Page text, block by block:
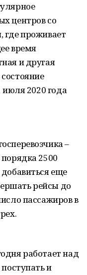
центров со
где проживает
время
и другая
июля 2020 года
–
2500
еще
рейсы до
пассажиров в
работает над
и